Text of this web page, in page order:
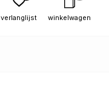
verlanglijst winkelwagen